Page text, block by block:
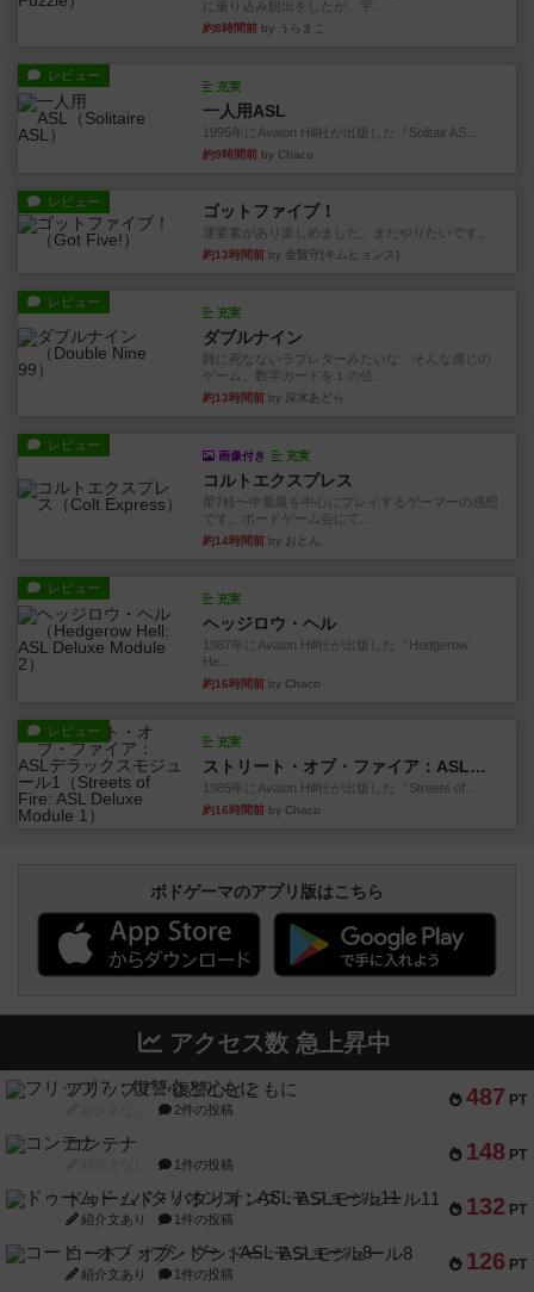
に乗り込み脱出をしたが、宇...
約8時間前 by うらまこ
レビュー
充実
一人用ASL
1995年にAvalon Hill社が出版した『Solitair AS...
約9時間前 by Chaco
レビュー ゴットファイブ！
運要素があり楽しめました。またやりたいです。
約13時間前 by 金賢守(キムヒョンス)
レビュー
充実
ダブルナイン
雑に死なないラブレターみたいな、そんな感じの
ゲーム。数字カードを１の位...
約13時間前 by 深水あどら
レビュー
画像付き 充実
コルトエクスプレス
星7軽〜中量級を中心にプレイするゲーマーの感想
です。ボードゲーム会にて...
約14時間前 by おとん
レビュー
充実
ヘッジロウ・ヘル
1987年にAvalon Hill社が出版した『Hedgerow
He...
約16時間前 by Chaco
レビュー
充実
ストリート・オブ・ファイア：ASLデラックスモジュール1
1985年にAvalon Hill社が出版した『Streets of ...
約16時間前 by Chaco
ボドゲーマのアプリ版はこちら
アクセス数 急上昇中
487 PT
フリップ７：復讐心とともに
2件の投稿
148 PT
コンテナ
1件の投稿
132 PT
ドゥームド・バタリオンズ：ASLモジュール11
紹介文あり 1件の投稿
126 PT
コード・オブ・ブシドー：ASLモジュール8
紹介文あり 1件の投稿